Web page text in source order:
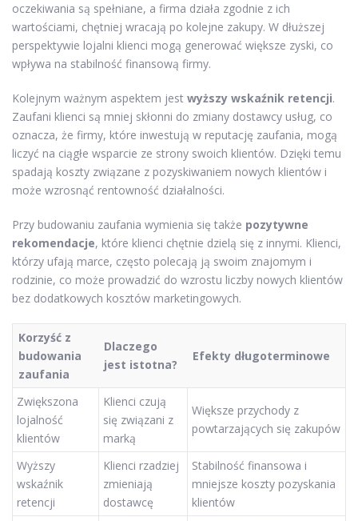
oczekiwania są spełniane, a firma działa zgodnie z ich
wartościami, chętniej wracają po kolejne zakupy. W dłuższej
perspektywie lojalni klienci mogą generować większe zyski, co
wpływa na stabilność finansową firmy.
Kolejnym ważnym aspektem jest wyższy wskaźnik retencji.
Zaufani klienci są mniej skłonni do zmiany dostawcy usług, co
oznacza, że firmy, które inwestują w reputację zaufania, mogą
liczyć na ciągłe wsparcie ze strony swoich klientów. Dzięki temu
spadają koszty związane z pozyskiwaniem nowych klientów i
może wzrosnąć rentowność działalności.
Przy budowaniu zaufania wymienia się także pozytywne
rekomendacje, które klienci chętnie dzielą się z innymi. Klienci,
którzy ufają marce, często polecają ją swoim znajomym i
rodzinie, co może prowadzić do wzrostu liczby nowych klientów
bez dodatkowych kosztów marketingowych.
Korzyść z
budowania
zaufania
Dlaczego
jest istotna?
Efekty długoterminowe
Zwiększona
lojalność
klientów
Klienci czują
się związani z
marką
Większe przychody z
powtarzających się zakupów
Wyższy
wskaźnik
retencji
Klienci rzadziej
zmieniają
dostawcę
Stabilność finansowa i
mniejsze koszty pozyskania
klientów